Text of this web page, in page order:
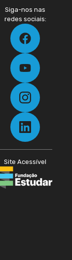
Siga-nos nas
redes sociais:
Site Acessível